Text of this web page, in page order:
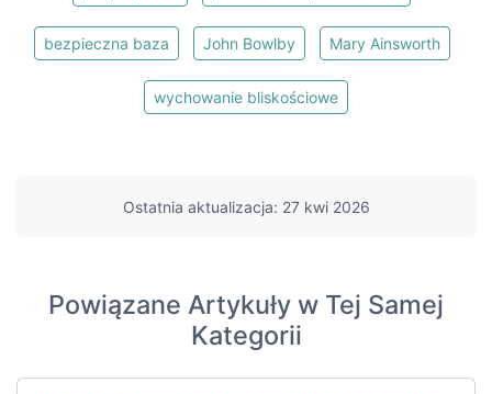
bezpieczna baza John Bowlby Mary Ainsworth
wychowanie bliskościowe
Ostatnia aktualizacja: 27 kwi 2026
Powiązane Artykuły w Tej Samej
Kategorii